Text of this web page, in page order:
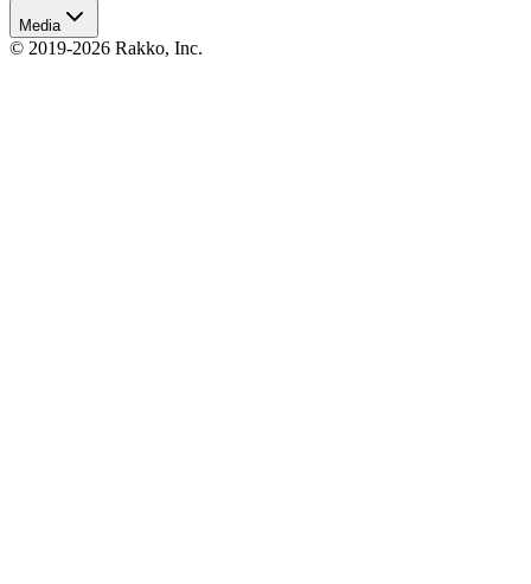
Media
© 2019-2026 Rakko, Inc.